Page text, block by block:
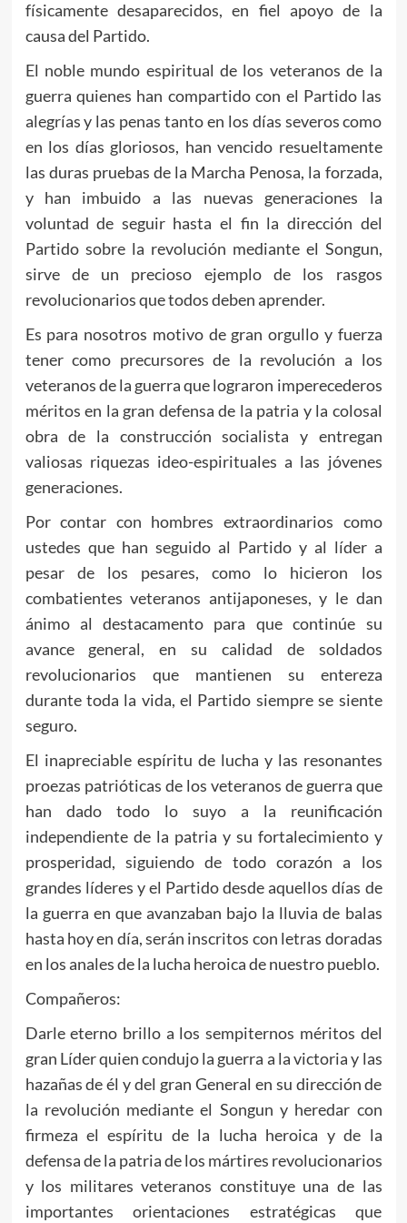
físicamente desaparecidos, en fiel apoyo de la
causa del Partido.
El noble mundo espiritual de los veteranos de la
guerra quienes han compartido con el Partido las
alegrías y las penas tanto en los días severos como
en los días gloriosos, han vencido resueltamente
las duras pruebas de la Marcha Penosa, la forzada,
y han imbuido a las nuevas generaciones la
voluntad de seguir hasta el fin la dirección del
Partido sobre la revolución mediante el Songun,
sirve de un precioso ejemplo de los rasgos
revolucionarios que todos deben aprender.
Es para nosotros motivo de gran orgullo y fuerza
tener como precursores de la revolución a los
veteranos de la guerra que lograron imperecederos
méritos en la gran defensa de la patria y la colosal
obra de la construcción socialista y entregan
valiosas riquezas ideo-espirituales a las jóvenes
generaciones.
Por contar con hombres extraordinarios como
ustedes que han seguido al Partido y al líder a
pesar de los pesares, como lo hicieron los
combatientes veteranos antijaponeses, y le dan
ánimo al destacamento para que continúe su
avance general, en su calidad de soldados
revolucionarios que mantienen su entereza
durante toda la vida, el Partido siempre se siente
seguro.
El inapreciable espíritu de lucha y las resonantes
proezas patrióticas de los veteranos de guerra que
han dado todo lo suyo a la reunificación
independiente de la patria y su fortalecimiento y
prosperidad, siguiendo de todo corazón a los
grandes líderes y el Partido desde aquellos días de
la guerra en que avanzaban bajo la lluvia de balas
hasta hoy en día, serán inscritos con letras doradas
en los anales de la lucha heroica de nuestro pueblo.
Compañeros:
Darle eterno brillo a los sempiternos méritos del
gran Líder quien condujo la guerra a la victoria y las
hazañas de él y del gran General en su dirección de
la revolución mediante el Songun y heredar con
firmeza el espíritu de la lucha heroica y de la
defensa de la patria de los mártires revolucionarios
y los militares veteranos constituye una de las
importantes orientaciones estratégicas que